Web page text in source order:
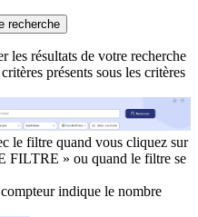
recherche
les résultats de votre recherche
présents sous les critères
le filtre quand vous cliquez sur
FILTRE » ou quand le filtre se
indique le nombre